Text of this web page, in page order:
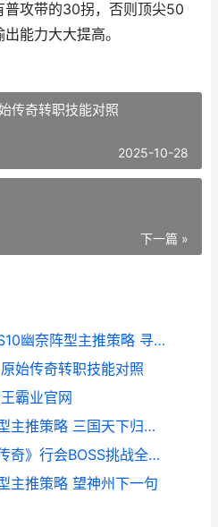
普攻带的30拐，否则顶尖50
能力大大提高。
传奇转职技能对照
2025-10-28
下一篇 »
冒险寻宝然后打败魔王S10幽奈阵型主推策略 寻宝大冒险
始传奇转职技能对照
霸业官网
三国天下归心吕布队阵型主推策略 三国天下归谁了
最火爆网页传奇《维京传奇》行会BOSS挑战全策略 最好玩的网页传奇
主推策略 望神州下一句